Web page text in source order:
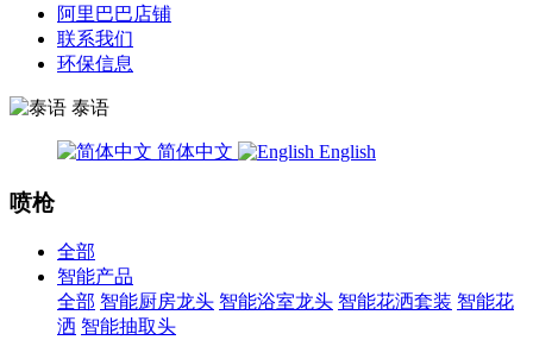
阿里巴巴店铺
联系我们
环保信息
泰语
简体中文 English
喷枪
全部
智能产品
全部 智能厨房龙头 智能浴室龙头 智能花洒套装 智能花
洒 智能抽取头